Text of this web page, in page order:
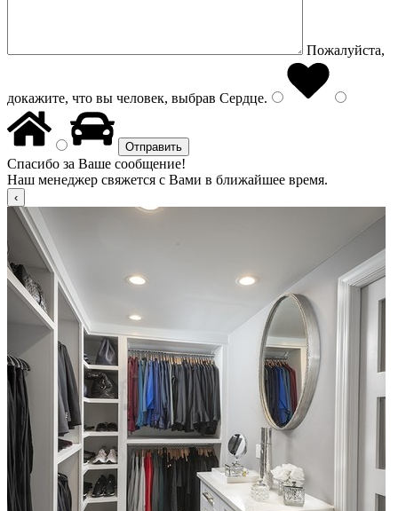
Пожалуйста,
докажите, что вы человек, выбрав Сердце.
Спасибо за Ваше сообщение!
Наш менеджер свяжется с Вами в ближайшее время.